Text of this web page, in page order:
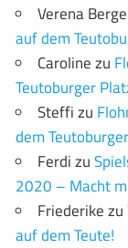
Verena
auf dem
Carolinezu
Teutoburger
Steffizu
dem
Ferdizu
2020 – Macht
Friederikezu
auf dem Teute!